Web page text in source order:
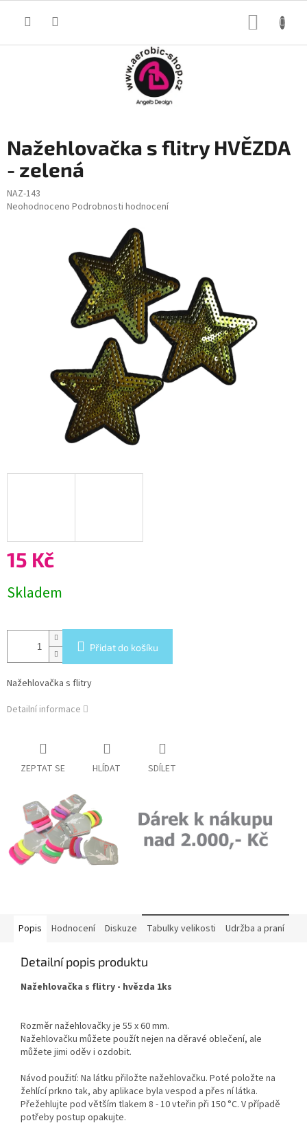
Nažehlovačka s flitry HVĚZDA
- zelená
NAZ-143
Průměrné
Neohodnoceno Podrobnosti hodnocení
15 Kč
cena:
Skladem
Přidat do košíku
Nažehlovačka s flitry
Detailní informace
ZEPTAT SE HLÍDAT SDÍLET
Popis Hodnocení Diskuze Tabulky velikosti Udržba a praní
Detailní popis produktu
Nažehlovačka s flitry - hvězda 1ks
Rozměr nažehlovačky je 55 x 60 mm.
Nažehlovačku můžete použít nejen na děravé oblečení, ale
můžete jimi oděv i ozdobit.
Návod použití: Na látku přiložte nažehlovačku. Poté položte na
žehlící prkno tak, aby aplikace byla vespod a přes ní látka.
Přežehlujte pod větším tlakem 8 - 10 vteřin při 150 °C. V případě
potřeby postup opakujte.